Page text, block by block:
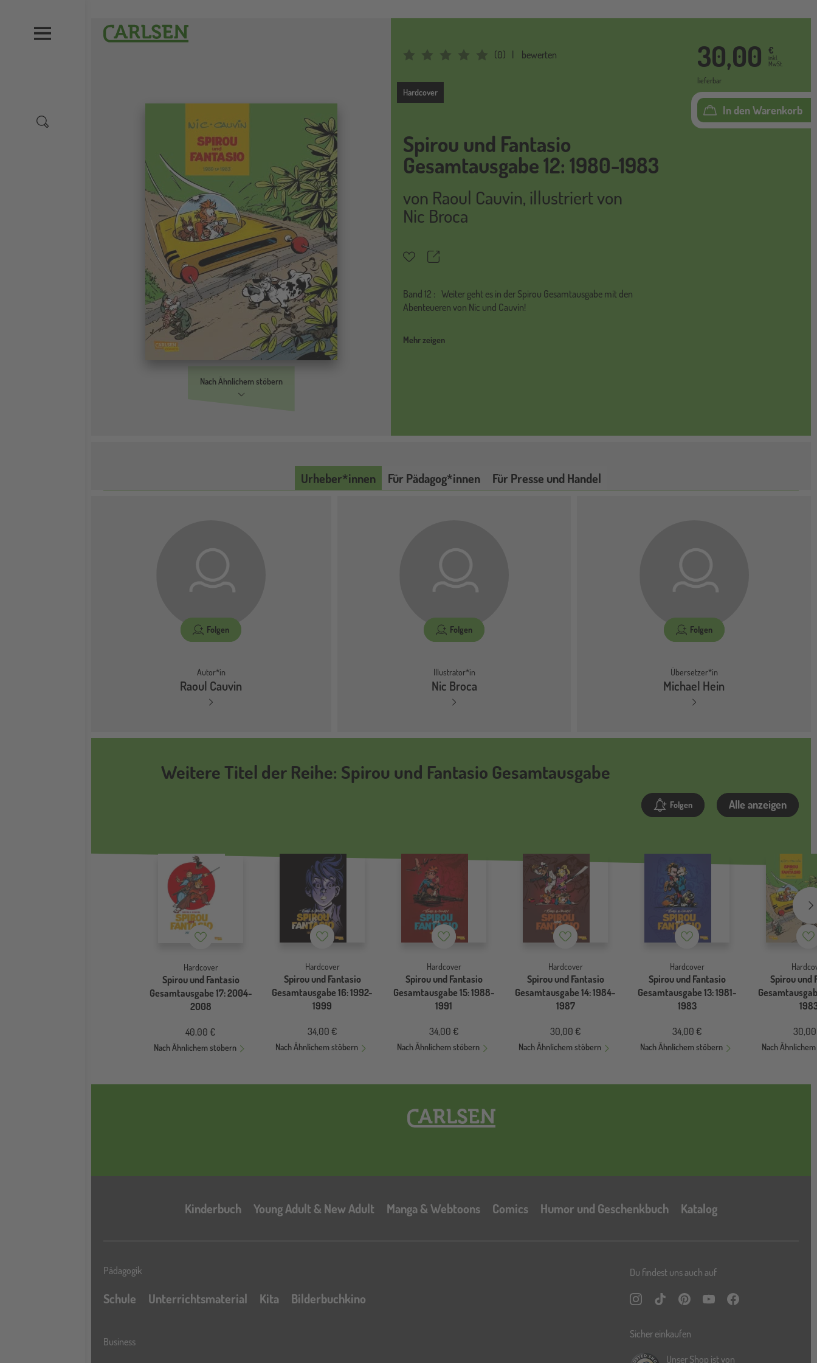
Carlsen
Nach Ähnlichem stöbern
Average Rating: 0 (0) bewerten
Hardcover
Hardcover
Spirou und Fantasio
Gesamtausgabe 12: 1980-1983
von Raoul Cauvin, illustriert von
Nic Broca
MerkzettelTeilen
Band 12 : Weiter geht es in der Spirou Gesamtausgabe mit den
Abenteueren von Nic und Cauvin!
Mehr zeigen
30,00 €
inkl.
MwSt.
lieferbar
In den Warenkorb
Urheber*innen Für Pädagog*innen Für Presse und Handel
Folgen
Autor*in
Raoul Cauvin
Folgen
Illustrator*in
Nic Broca
Folgen
Übersetzer*in
Michael Hein
Weitere Titel der Reihe: Spirou und Fantasio Gesamtausgabe
Folgen Alle anzeigen
Merkzettel
Hardcover
Spirou und Fantasio
Gesamtausgabe 17: 2004-
2008
40,00 €
Nach Ähnlichem stöbern
Merkzettel
Hardcover
Spirou und Fantasio
Gesamtausgabe 16: 1992-
1999
34,00 €
Nach Ähnlichem stöbern
Merkzettel
Hardcover
Spirou und Fantasio
Gesamtausgabe 15: 1988-
1991
34,00 €
Nach Ähnlichem stöbern
Merkzettel
Hardcover
Spirou und Fantasio
Gesamtausgabe 14: 1984-
1987
30,00 €
Nach Ähnlichem stöbern
Merkzettel
Hardcover
Spirou und Fantasio
Gesamtausgabe 13: 1981-
1983
34,00 €
Nach Ähnlichem stöbern
Spirou und
Nach
Hauptnavigation
Kinderbuch Young Adult & New Adult Manga & Webtoons Comics Humor und Geschenkbuch Katalog
Katalog
Pädagogik
Schule Unterrichtsmaterial Kita Bilderbuchkino
Business
Du findest uns auch auf
Instagram
TikTokPinterestYouTubeFacebook
Sicher einkaufen
Unser Shop ist von